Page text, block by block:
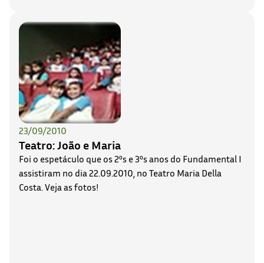
23/09/2010
Teatro: João e Maria
Foi o espetáculo que os 2ºs e 3ºs anos do Fundamental I
assistiram no dia 22.09.2010, no Teatro Maria Della
Costa. Veja as fotos!